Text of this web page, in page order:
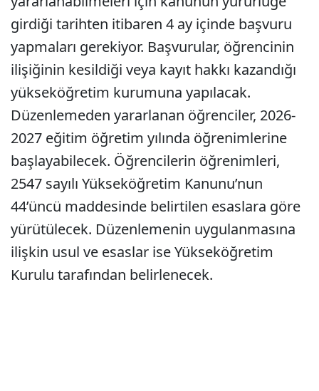
girdiği tarihten itibaren 4 ay içinde başvuru
yapmaları gerekiyor. Başvurular, öğrencinin
ilişiğinin kesildiği veya kayıt hakkı kazandığı
yükseköğretim kurumuna yapılacak.
Düzenlemeden yararlanan öğrenciler, 2026-
2027 eğitim öğretim yılında öğrenimlerine
başlayabilecek. Öğrencilerin öğrenimleri,
2547 sayılı Yükseköğretim Kanunu’nun
44’üncü maddesinde belirtilen esaslara göre
yürütülecek. Düzenlemenin uygulanmasına
ilişkin usul ve esaslar ise Yükseköğretim
Kurulu tarafından belirlenecek.